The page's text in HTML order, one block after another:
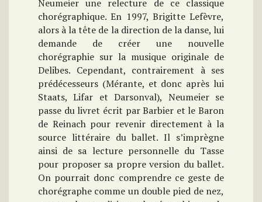
Neumeier une relecture de ce classique
chorégraphique. En 1997, Brigitte Lefèvre,
alors à la tête de la direction de la danse, lui
demande de créer une nouvelle
chorégraphie sur la musique originale de
Delibes. Cependant, contrairement à ses
prédécesseurs (Mérante, et donc après lui
Staats, Lifar et Darsonval), Neumeier se
passe du livret écrit par Barbier et le Baron
de Reinach pour revenir directement à la
source littéraire du ballet. Il s’imprègne
ainsi de sa lecture personnelle du Tasse
pour proposer sa propre version du ballet.
On pourrait donc comprendre ce geste de
chorégraphe comme un double pied de nez,